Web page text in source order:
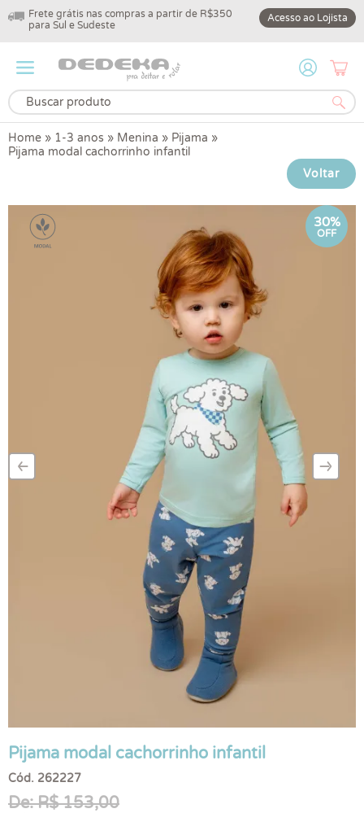
Frete grátis nas compras a partir de R$350
para Sul e Sudeste
10% off na
DEDEKA10
Acesso ao Lojista
Home » 1-3 anos » Menina » Pijama »
Pijama modal cachorrinho infantil
Voltar
30%
OFF
–
‹ –
›
Pijama modal cachorrinho infantil
Cód. 262227
De: R$ 153,00